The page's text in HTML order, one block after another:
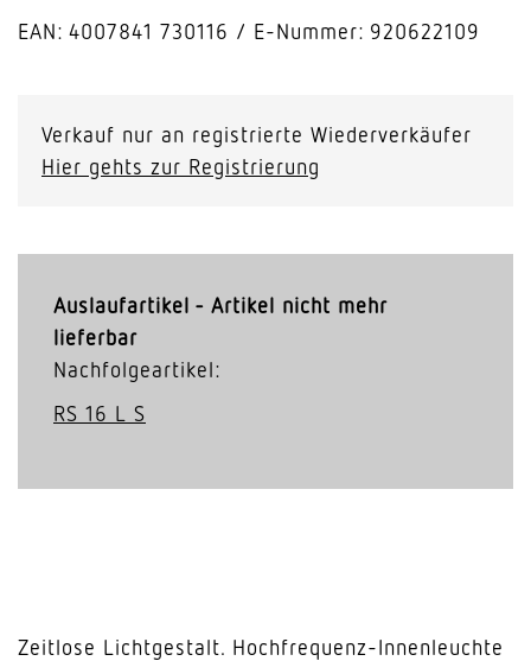
EAN: 4007841 730116 E-Nummer: 920622109
Verkauf nur an registrierte Wiederverkäufer
Hier gehts zur Registrierung
Auslaufartikel - Artikel nicht mehr
lieferbar
Nachfolgeartikel:
RS 16 L S
Zeitlose Lichtgestalt. Hochfrequenz-Innenleuchte